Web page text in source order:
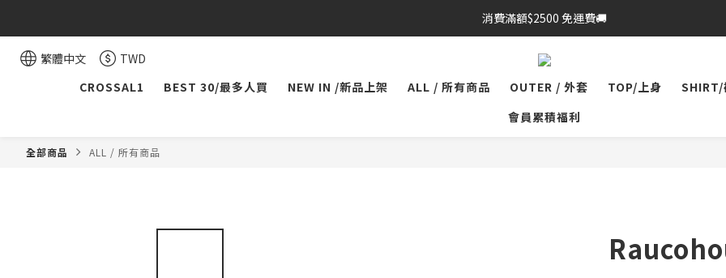
消費滿額$2500 免運費🚚
繁體中文
TWD
CROSSAL1
BEST 30/最多人買 NEW IN /新品上架 ALL / 所有商品 OUTER / 外套 TOP/上身
SHIRT/
會員累積福利
全部商品 ALL / 所有商品